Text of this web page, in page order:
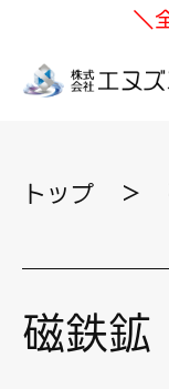
＼
トップ ＞
磁鉄鉱